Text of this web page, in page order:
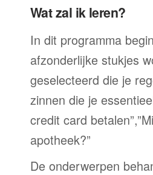
Wat zal ik leren?
In dit programma
afzonderlijke stukjes
geselecteerd die je
zinnen die je
credit card
apotheek?”
De onderwerpen